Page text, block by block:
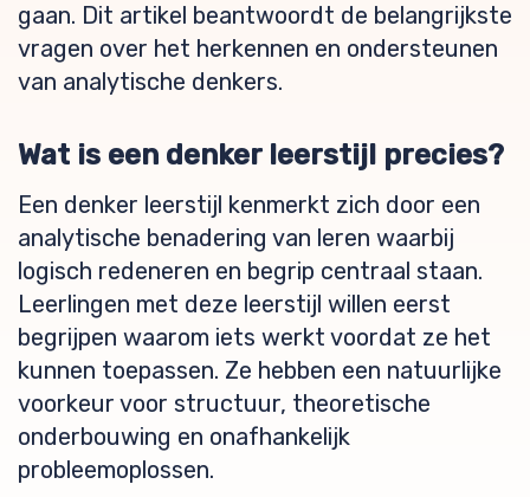
gaan. Dit artikel beantwoordt de belangrijkste
vragen over het herkennen en ondersteunen
van analytische denkers.
Wat is een denker leerstijl precies?
Een denker leerstijl kenmerkt zich door een
analytische benadering van leren waarbij
logisch redeneren en begrip centraal staan.
Leerlingen met deze leerstijl willen eerst
begrijpen waarom iets werkt voordat ze het
kunnen toepassen. Ze hebben een natuurlijke
voorkeur voor structuur, theoretische
onderbouwing en onafhankelijk
probleemoplossen.